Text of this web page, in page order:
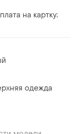
на картку;
одежда